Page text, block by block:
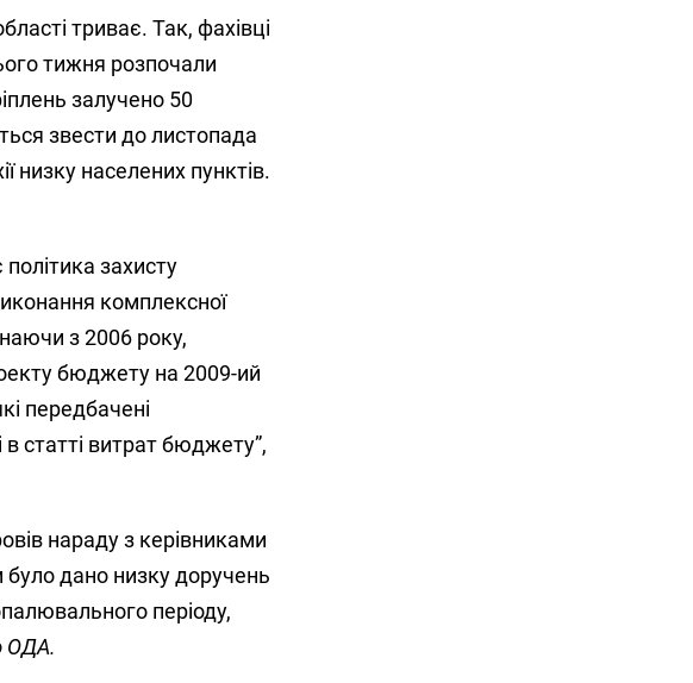
триває. Так, фахівці
тижня розпочали
залучено 50
звести до листопада
низку населених пунктів.
захисту
комплексної
з 2006 року,
бюджету на 2009-ий
передбачені
статті витрат бюджету”,
нараду з керівниками
було дано низку доручень
періоду,
ОДА.